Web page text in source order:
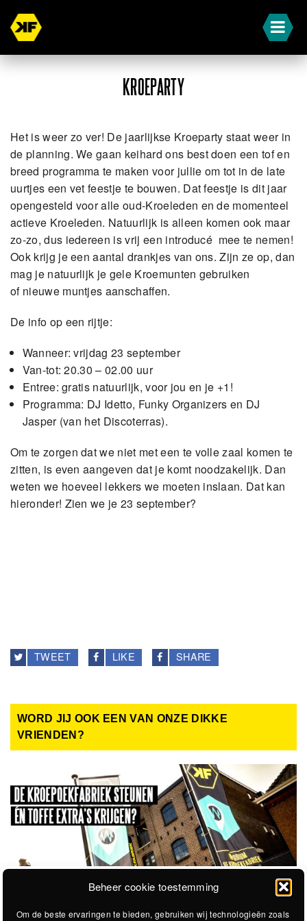
Beheer cookie toestemming
Om de beste ervaringen te bieden, gebruiken wij technologieën zoals
KROEPARTY
Het is weer zo ver! De jaarlijkse Kroeparty staat weer in
de planning. We gaan keihard ons best doen een tof en
breed programma te maken voor jullie om tot in de late
uurtjes een vet feestje te bouwen. Dat feestje is dit jaar
opengesteld voor alle oud-Kroeleden en de momenteel
actieve Kroeleden. Natuurlijk is alleen komen ook maar
zo-zo, dus iedereen is vrij een introducé mee te nemen!
Ook krijg je een aantal drankjes van ons. Zijn ze op, dan
mag je natuurlijk je gele Kroemunten gebruiken
of nieuwe muntjes aanschaffen.
De info op een rijtje:
Wanneer: vrijdag 23 september
Van-tot: 20.30 – 02.00 uur
Entree: gratis natuurlijk, voor jou en je +1!
Programma: DJ Idetto, Funky Organizers en DJ
Jasper (van het Discoterras).
Om te zorgen dat we niet met een te volle zaal komen te
zitten, is even aangeven dat je komt noodzakelijk. Dan
weten we hoeveel lekkers we moeten inslaan. Dat kan
hieronder! Zien we je 23 september?
TWEET LIKE SHARE
WORD JIJ OOK EEN VAN ONZE DIKKE
VRIENDEN?